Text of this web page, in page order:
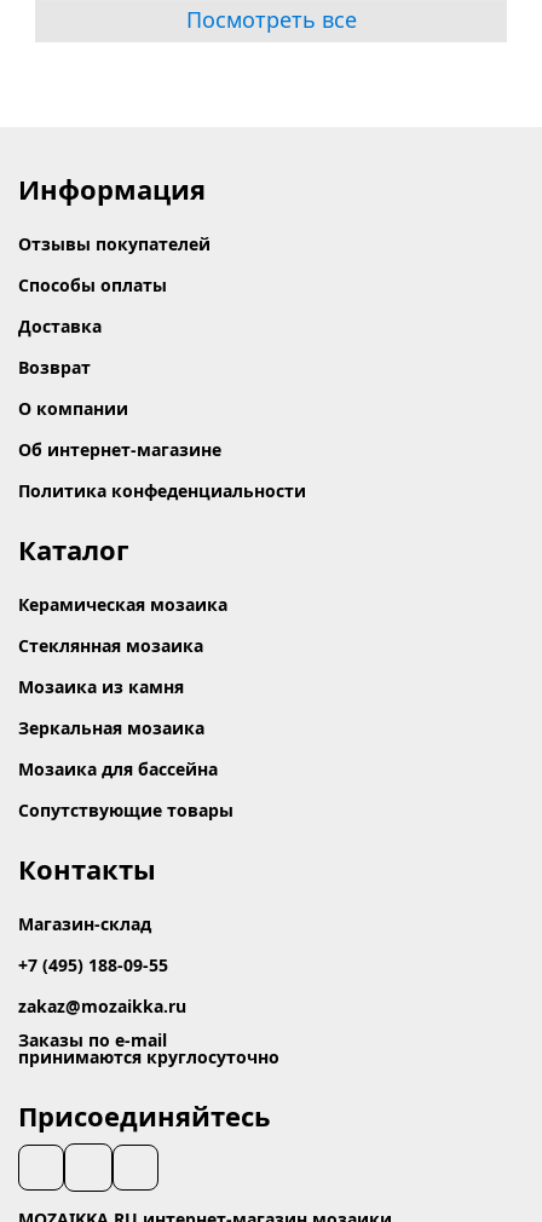
Посмотреть все
Информация
Отзывы покупателей
Способы оплаты
Доставка
Возврат
О компании
Об интернет-магазине
Политика конфеденциальности
Каталог
Керамическая мозаика
Стеклянная мозаика
Мозаика из камня
Зеркальная мозаика
Мозаика для бассейна
Сопутствующие товары
Контакты
Магазин-склад
+7 (495) 188-09-55
zakaz@mozaikka.ru
Заказы по e-mail
принимаются круглосуточно
Присоединяйтесь